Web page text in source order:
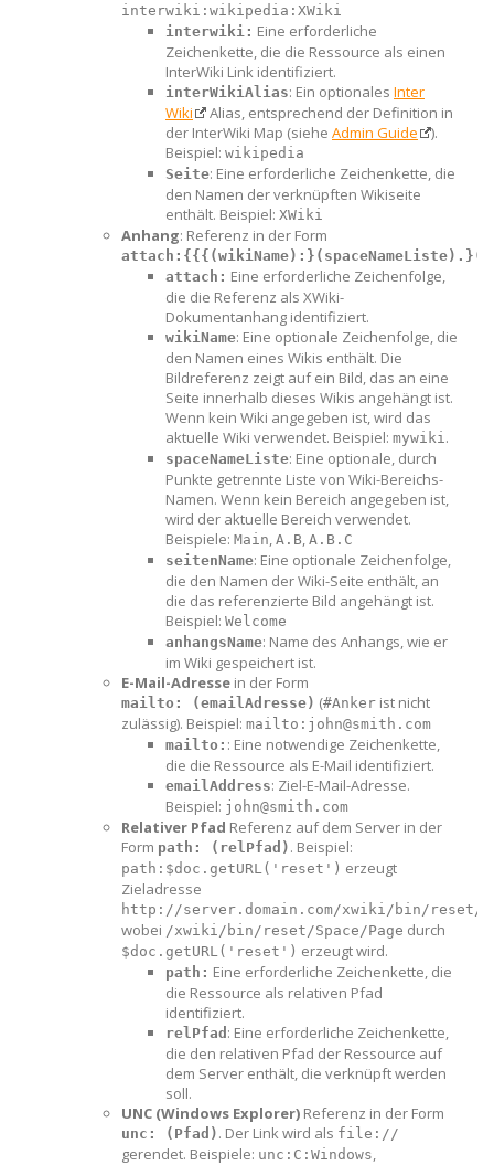
interwiki:wikipedia:XWiki
interwiki: Eine erforderliche
Zeichenkette, die die Ressource als einen
InterWiki Link identifiziert.
interWikiAlias: Ein optionales Inter
Wiki
Alias, entsprechend der Definition in
der InterWiki Map (siehe Admin Guide
).
Beispiel: wikipedia
Seite: Eine erforderliche Zeichenkette, die
den Namen der verknüpften Wikiseite
enthält. Beispiel: XWiki
Anhang: Referenz in der Form
attach: Eine erforderliche Zeichenfolge,
die die Referenz als XWiki-
Dokumentanhang identifiziert.
wikiName: Eine optionale Zeichenfolge, die
den Namen eines Wikis enthält. Die
Bildreferenz zeigt auf ein Bild, das an eine
Seite innerhalb dieses Wikis angehängt ist.
Wenn kein Wiki angegeben ist, wird das
aktuelle Wiki verwendet. Beispiel: mywiki .
spaceNameListe: Eine optionale, durch
Punkte getrennte Liste von Wiki-Bereichs-
Namen. Wenn kein Bereich angegeben ist,
wird der aktuelle Bereich verwendet.
Beispiele: Main A.B A.B.C
seitenName: Eine optionale Zeichenfolge,
die den Namen der Wiki-Seite enthält, an
die das referenzierte Bild angehängt ist.
Beispiel: Welcome
anhangsName: Name des Anhangs, wie er
im Wiki gespeichert ist.
E-Mail-Adresse in der Form
mailto: (emailAdresse) (#Anker ist nicht
zulässig). Beispiel: mailto:john@smith.com
mailto: : Eine notwendige Zeichenkette,
die die Ressource als E-Mail identifiziert.
emailAddress: Ziel-E-Mail-Adresse.
Beispiel: john@smith.com
Relativer Pfad Referenz auf dem Server in der
Form path: (relPfad) . Beispiel:
path:$doc.getURL('reset') erzeugt
Zieladresse
http://server.domain.com/xwiki/bin/reset/
wobei /xwiki/bin/reset/Space/Page durch
$doc.getURL('reset') erzeugt wird.
path: Eine erforderliche Zeichenkette, die
die Ressource als relativen Pfad
identifiziert.
relPfad : Eine erforderliche Zeichenkette,
die den relativen Pfad der Ressource auf
dem Server enthält, die verknüpft werden
soll.
UNC (Windows Explorer) Referenz in der Form
unc: (Pfad) . Der Link wird als file://
gerendet. Beispiele: unc:C:Windows